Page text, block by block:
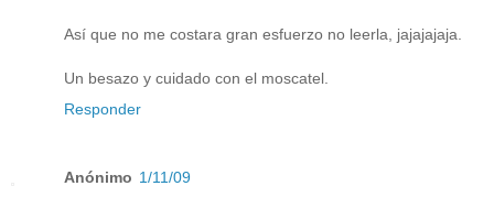
Así que no me costara gran esfuerzo no leerla, jajajajaja.
Un besazo y cuidado con el moscatel.
Responder
Anónimo 1/11/09